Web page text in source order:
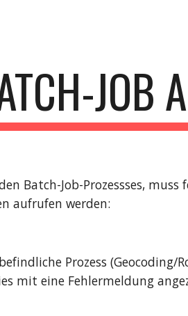
JOB
Batch-Job-Prozessses,
aufrufen werden:
Prozess
mit eine Fehlermeldung